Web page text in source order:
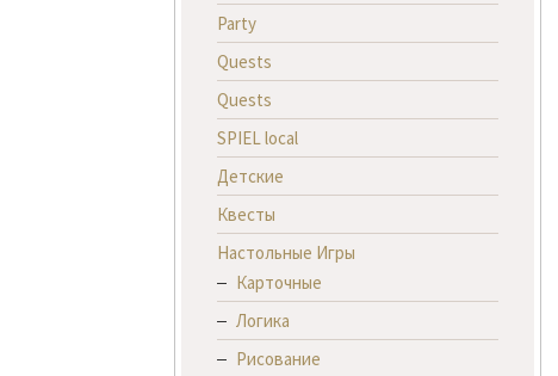
Party
Quests
Quests
SPIEL local
Детские
Квесты
Настольные Игры
Карточные
Логика
Рисование